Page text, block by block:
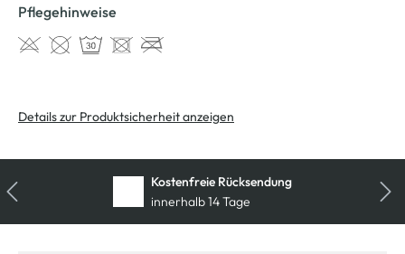
Pflegehinweise
Details zur Produktsicherheit anzeigen
Kostenfreie Rücksendung
innerhalb 14 Tage